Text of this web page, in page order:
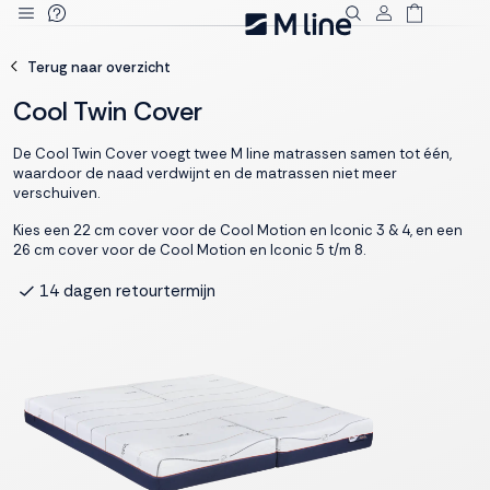
gebruikt
cookies
functionele,
analytische en
Dankzij functionele
cookies ons helpen
om de website te
verbeteren. Via de
marketing cookies
kunnen we jouw
Terug naar overzicht
Cool Twin Cover
De Cool Twin Cover voegt twee M line matrassen samen tot één,
waardoor de naad verdwijnt en de matrassen niet meer
verschuiven.
Kies een 22 cm cover voor de Cool Motion en Iconic 3 & 4, en een
26 cm cover voor de Cool Motion en Iconic 5 t/m 8.
14 dagen retourtermijn
Deskundig advies